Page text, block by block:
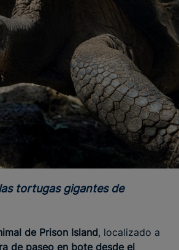
de Prison Island, localizado a
de paseo en bote desde el